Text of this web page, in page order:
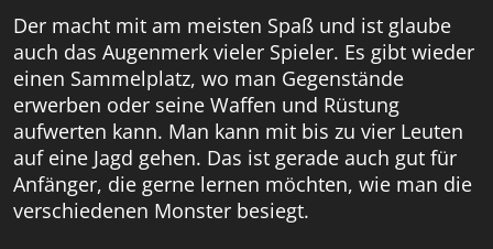
Der macht mit am meisten Spaß und ist glaube
auch das Augenmerk vieler Spieler. Es gibt wieder
einen Sammelplatz, wo man Gegenstände
erwerben oder seine Waffen und Rüstung
aufwerten kann. Man kann mit bis zu vier Leuten
auf eine Jagd gehen. Das ist gerade auch gut für
Anfänger, die gerne lernen möchten, wie man die
verschiedenen Monster besiegt.